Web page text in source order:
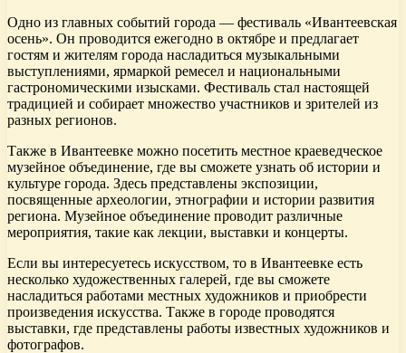
Одно из главных событий города — фестиваль «Ивантеевская
осень». Он проводится ежегодно в октябре и предлагает
гостям и жителям города насладиться музыкальными
выступлениями, ярмаркой ремесел и национальными
гастрономическими изысками. Фестиваль стал настоящей
традицией и собирает множество участников и зрителей из
разных регионов.
Также в Ивантеевке можно посетить местное краеведческое
музейное объединение, где вы сможете узнать об истории и
культуре города. Здесь представлены экспозиции,
посвященные археологии, этнографии и истории развития
региона. Музейное объединение проводит различные
мероприятия, такие как лекции, выставки и концерты.
Если вы интересуетесь искусством, то в Ивантеевке есть
несколько художественных галерей, где вы сможете
насладиться работами местных художников и приобрести
произведения искусства. Также в городе проводятся
выставки, где представлены работы известных художников и
фотографов.